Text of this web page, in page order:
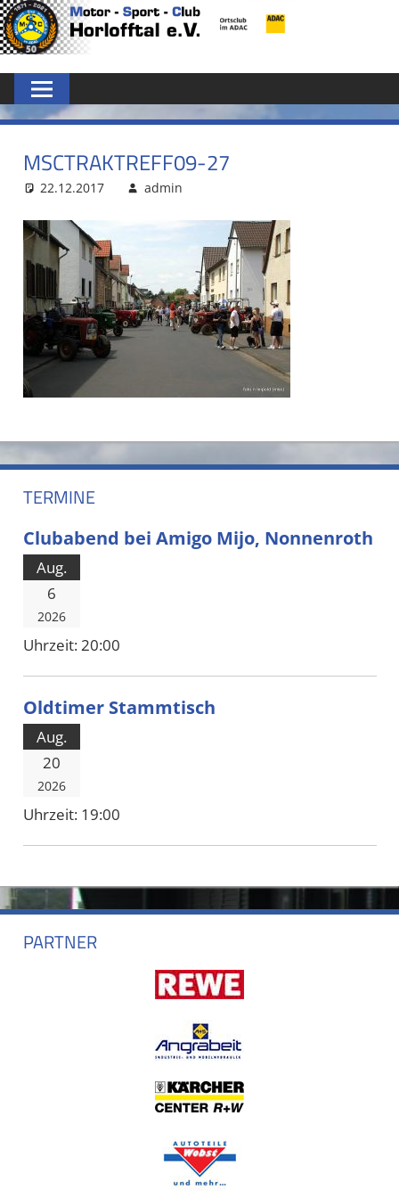
Zum
Inhalt
MSC
HORLOFFTAL
E.V.
MSCTRAKTREFF09-27
22.12.2017 admin
TERMINE
Clubabend bei Amigo Mijo, Nonnenroth
Aug.
6
2026
Uhrzeit: 20:00
Oldtimer Stammtisch
Aug.
20
2026
Uhrzeit: 19:00
PARTNER